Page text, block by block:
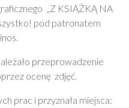
„Z KSIĄŻKĄ NA
pod patronatem
przeprowadzenie
ocenę zdjęć.
prac i przyznała miejsca: